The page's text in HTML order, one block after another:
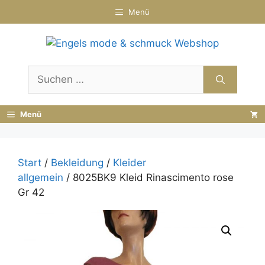
Inhalt
Menü
Suchen
nach:
Menü
Start / Bekleidung / Kleider
allgemein / 8025BK9 Kleid Rinascimento rose
Gr 42